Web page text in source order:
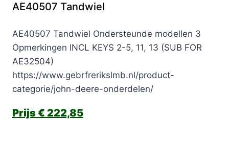
AE40507 Tandwiel
AE40507 Tandwiel Ondersteunde modellen 3
Opmerkingen INCL KEYS 2-5, 11, 13 (SUB FOR
AE32504)
https://www.gebrfrerikslmb.nl/product-
categorie/john-deere-onderdelen/
€ 222,85